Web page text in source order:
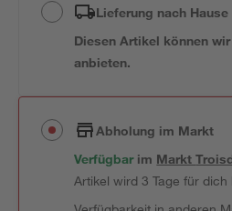
Lieferung nach Hause
Diesen Artikel können
anbieten.
Abholung im Markt
Verfügbar im Markt
Artikel wird 3 Tage für dich